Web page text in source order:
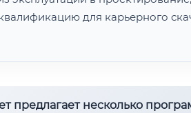
для карьерного
предлагает несколько